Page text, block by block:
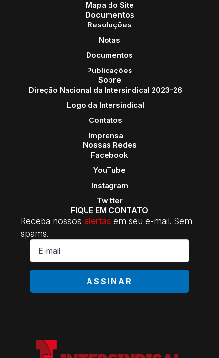
Mapa do Site
Documentos
Resoluções
Notas
Documentos
Publicações
Sobre
Direção Nacional da Intersindical 2023-26
Logo da Intersindical
Contatos
Imprensa
Nossas Redes
Facebook
YouTube
Instagram
Twitter
FIQUE EM CONTATO
Receba nossos alertas em seu e-mail. Sem
spams.
E-
mail
*
ASSINAR